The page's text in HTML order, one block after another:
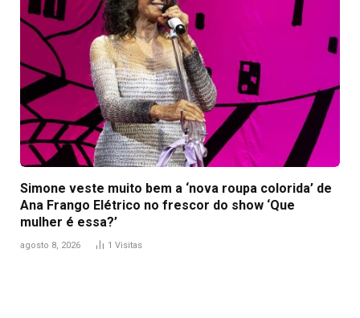
Simone veste muito bem a ‘nova roupa colorida’ de
Ana Frango Elétrico no frescor do show ‘Que
mulher é essa?’
agosto 8, 2026 1 Visitas